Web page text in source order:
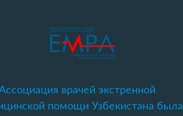
врачей экстренной
помощи Узбекистана была